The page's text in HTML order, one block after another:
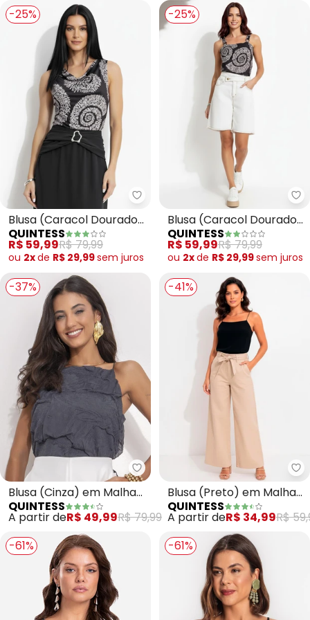
-25%
Quintess - Blusa (Caracol
Blusa (Caracol Dourado)
em Malha Fria
QUINTESS
R$ 59,99R$ 79,99
ou 2xde R$ 29,99sem juros
-25%
Blusa (Caracol Dourado)
em Malha Fria
QUINTESS
R$ 59,99R$ 79,99
ou 2xde R$ 29,99sem juros
-37%
Quintess - Blusa (Cinza) em
Blusa (Cinza) em Malha
Jacquard
QUINTESS
A partir deR$ 49,99R$ 79,99
-41%
Blusa (Preto) em Malha
Crepe
QUINTESS
A partir deR$ 34,99R$
-61%
-61%